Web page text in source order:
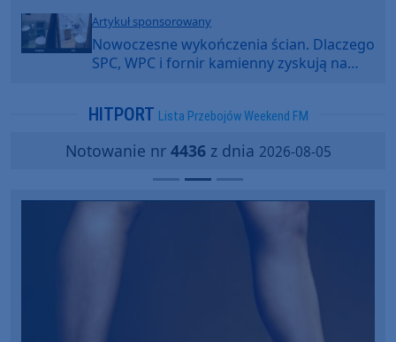
Artykuł sponsorowany
Nowoczesne wykończenia ścian. Dlaczego
SPC, WPC i fornir kamienny zyskują na
HITPORT Lista Przebojów Weekend FM
Notowanie nr 4436z dnia 2026-08-05